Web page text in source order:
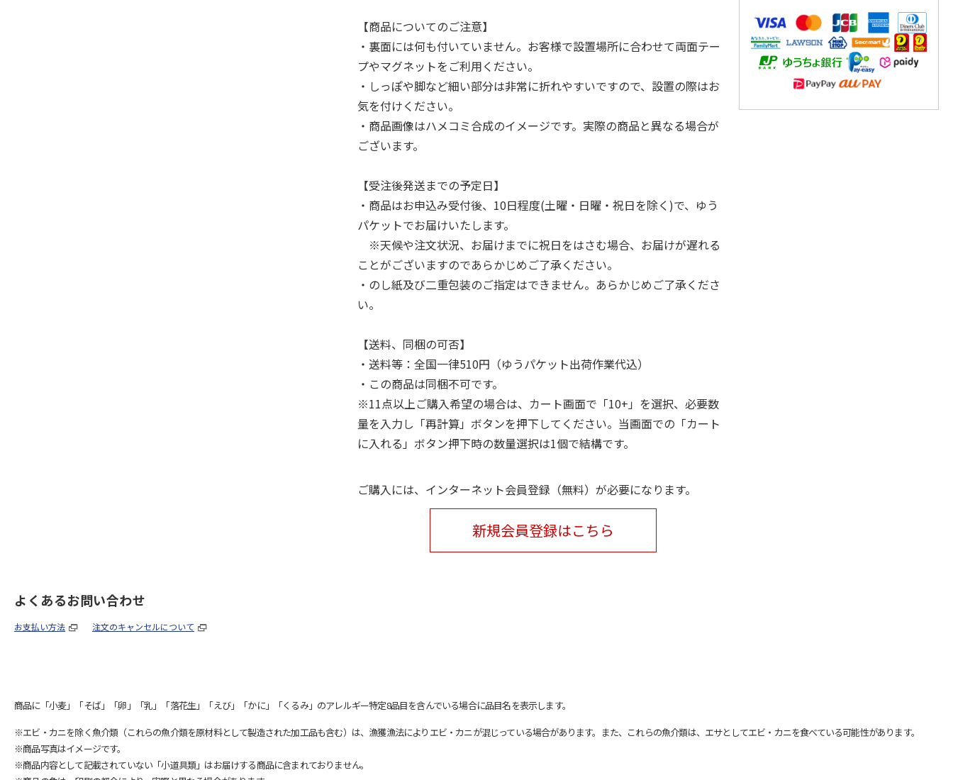
【商品についてのご注意】
・裏面には何も付いていません。お客様で設置場所に合わせて両面テー
プやマグネットをご利用ください。
・しっぽや脚など細い部分は非常に折れやすいですので、設置の際はお
気を付けください。
・商品画像はハメコミ合成のイメージです。実際の商品と異なる場合が
ございます。
【受注後発送までの予定日】
・商品はお申込み受付後、10日程度(土曜・日曜・祝日を除く)で、ゆう
パケットでお届けいたします。
※天候や注文状況、お届けまでに祝日をはさむ場合、お届けが遅れる
ことがございますのであらかじめご了承ください。
・のし紙及び二重包装のご指定はできません。あらかじめご了承くださ
い。
【送料、同梱の可否】
・送料等：全国一律510円（ゆうパケット出荷作業代込）
・この商品は同梱不可です。
※11点以上ご購入希望の場合は、カート画面で「10+」を選択、必要数
量を入力し「再計算」ボタンを押下してください。当画面での「カート
に入れる」ボタン押下時の数量選択は1個で結構です。
ご購入には、インターネット会員登録（無料）が必要になります。
新規会員登録はこちら
よくあるお問い合わせ
お支払い方法 注文のキャンセルについて
商品に「小麦」「そば」「卵」「乳」「落花生」「えび」「かに」「くるみ」のアレルギー特定8品目を含んでいる場合に品目名を表示します。
※エビ・カニを除く魚介類（これらの魚介類を原材料として製造された加工品も含む）は、漁獲漁法によりエビ・カニが混じっている場合があります。また、これらの魚介類は、エサとしてエビ・カニを食べている可能性があります。
※商品写真はイメージです。
※商品内容として記載されていない「小道具類」はお届けする商品に含まれておりません。